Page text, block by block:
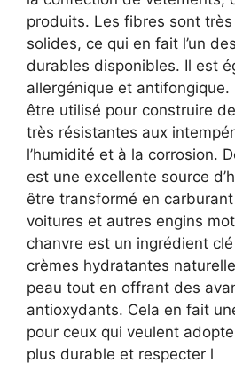
produits. Les fibres sont
solides, ce qui en fait l’un
durables disponibles. Il est
allergénique et
être utilisé pour construire
très résistantes aux
l’humidité et à la corrosion.
est une excellente source
être transformé en
voitures et autres engins
chanvre est un ingrédient
crèmes hydratantes
peau tout en offrant des
antioxydants. Cela en fait
pour ceux qui veulent
plus durable et respecter l